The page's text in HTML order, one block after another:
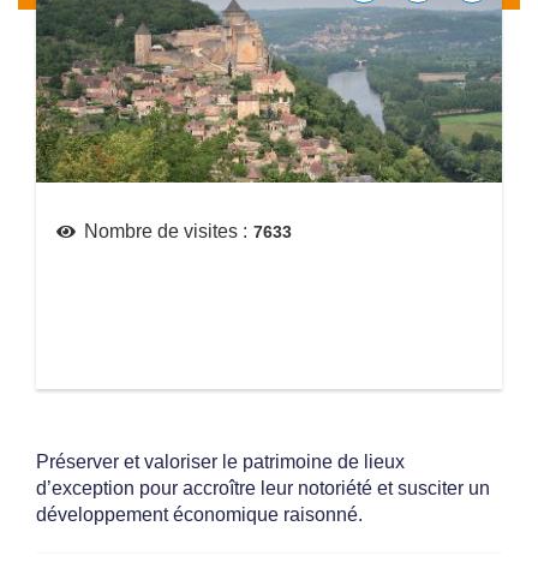
Nombre de visites : 7633
Préserver et valoriser le patrimoine de lieux
d’exception pour accroître leur notoriété et susciter un
développement économique raisonné.